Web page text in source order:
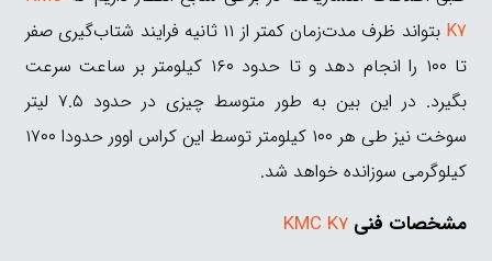
K7
بتواند ظرف مدت‌زمان کمتر از ۱۱ ثانیه فرایند شتاب‌گیری صفر
تا ۱۰۰ را انجام دهد و تا حدود ۱۶۰ کیلومتر بر ساعت سرعت
بگیرد‌. در این بین به طور متوسط چیزی در حدود ۷.۵ لیتر
سوخت نیز طی هر ۱۰۰ کیلومتر توسط این کراس اوور حدودا ۱۷۰۰
کیلوگرمی سوزانده خواهد شد.
مشخصات فنی KMC K7